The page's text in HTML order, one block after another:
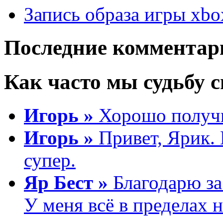
Запись образа игры
Последние
Как часто мы судьбу
Игорь » Хорошо
Игорь » Привет, Ярик.
супер.
Яр Бест » Благодарю
У меня всё в пределах